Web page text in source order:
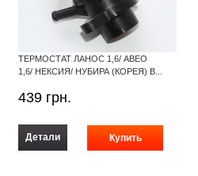
ТЕРМОСТАТ ЛАНОС 1,6/ АВЕО
1,6/ НЕКСИЯ/ НУБИРА (КОРЕЯ) В...
439 грн.
Детали